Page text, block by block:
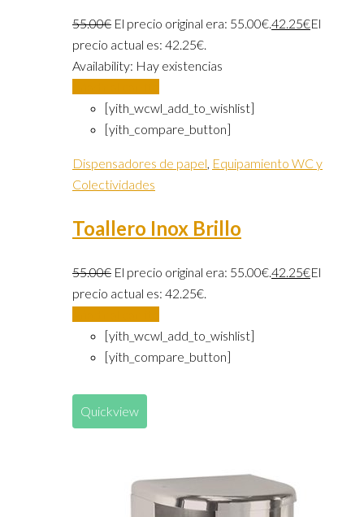
55.00€ El precio original era: 55.00€.42.25€El
precio actual es: 42.25€.
Availability: Hay existencias
[yith_wcwl_add_to_wishlist]
[yith_compare_button]
Dispensadores de papel, Equipamiento WC y
Colectividades
Toallero Inox Brillo
55.00€ El precio original era: 55.00€.42.25€El
precio actual es: 42.25€.
[yith_wcwl_add_to_wishlist]
[yith_compare_button]
Quickview